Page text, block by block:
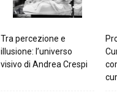
Tra percezione e
illusione: l’universo
visivo di Andrea Crespi